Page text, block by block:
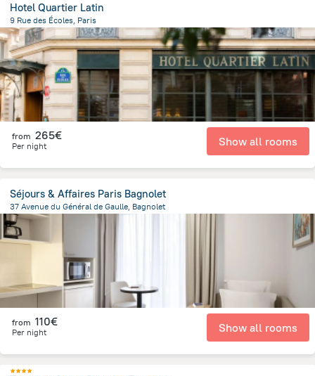
Hotel Quartier Latin
9 Rue des Écoles, Paris
991.8 mfrom the center ofFrankreich
from 265€
Per night Show all rooms
Séjours & Affaires Paris Bagnolet
37 Avenue du Général de Gaulle, Bagnolet
469.8 mfrom the center of Frankreich
from 110€
Per night Show all rooms